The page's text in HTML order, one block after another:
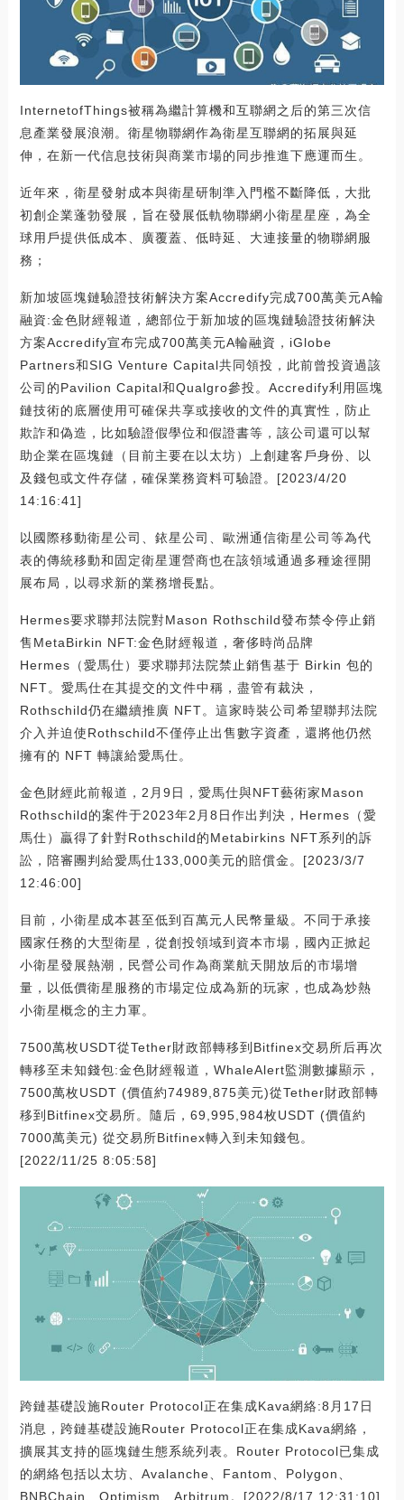
InternetofThings被稱為繼計算機和互聯網之后的第三次信
息產業發展浪潮。衛星物聯網作為衛星互聯網的拓展與延
伸，在新一代信息技術與商業市場的同步推進下應運而生。
近年來，衛星發射成本與衛星研制準入門檻不斷降低，大批
初創企業蓬勃發展，旨在發展低軌物聯網小衛星星座，為全
球用戶提供低成本、廣覆蓋、低時延、大連接量的物聯網服
務；
新加坡區塊鏈驗證技術解決方案Accredify完成700萬美元A輪
融資:金色財經報道，總部位于新加坡的區塊鏈驗證技術解決
方案Accredify宣布完成700萬美元A輪融資，iGlobe
Partners和SIG Venture Capital共同領投，此前曾投資過該
公司的Pavilion Capital和Qualgro參投。Accredify利用區塊
鏈技術的底層使用可確保共享或接收的文件的真實性，防止
欺詐和偽造，比如驗證假學位和假證書等，該公司還可以幫
助企業在區塊鏈（目前主要在以太坊）上創建客戶身份、以
及錢包或文件存儲，確保業務資料可驗證。[2023/4/20
14:16:41]
以國際移動衛星公司、銥星公司、歐洲通信衛星公司等為代
表的傳統移動和固定衛星運營商也在該領域通過多種途徑開
展布局，以尋求新的業務增長點。
Hermes要求聯邦法院對Mason Rothschild發布禁令停止銷
售MetaBirkin NFT:金色財經報道，奢侈時尚品牌
Hermes（愛馬仕）要求聯邦法院禁止銷售基于 Birkin 包的
NFT。愛馬仕在其提交的文件中稱，盡管有裁決，
Rothschild仍在繼續推廣 NFT。這家時裝公司希望聯邦法院
介入并迫使Rothschild不僅停止出售數字資產，還將他仍然
擁有的 NFT 轉讓給愛馬仕。
金色財經此前報道，2月9日，愛馬仕與NFT藝術家Mason
Rothschild的案件于2023年2月8日作出判決，Hermes（愛
馬仕）贏得了針對Rothschild的Metabirkins NFT系列的訴
訟，陪審團判給愛馬仕133,000美元的賠償金。[2023/3/7
12:46:00]
目前，小衛星成本甚至低到百萬元人民幣量級。不同于承接
國家任務的大型衛星，從創投領域到資本市場，國內正掀起
小衛星發展熱潮，民營公司作為商業航天開放后的市場增
量，以低價衛星服務的市場定位成為新的玩家，也成為炒熱
小衛星概念的主力軍。
7500萬枚USDT從Tether財政部轉移到Bitfinex交易所后再次
轉移至未知錢包:金色財經報道，WhaleAlert監測數據顯示，
7500萬枚USDT (價值約74989,875美元)從Tether財政部轉
移到Bitfinex交易所。隨后，69,995,984枚USDT (價值約
7000萬美元) 從交易所Bitfinex轉入到未知錢包。
[2022/11/25 8:05:58]
跨鏈基礎設施Router Protocol正在集成Kava網絡:8月17日
消息，跨鏈基礎設施Router Protocol正在集成Kava網絡，
擴展其支持的區塊鏈生態系統列表。Router Protocol已集成
的網絡包括以太坊、Avalanche、Fantom、Polygon、
BNBChain、Optimism、Arbitrum。[2022/8/17 12:31:10]